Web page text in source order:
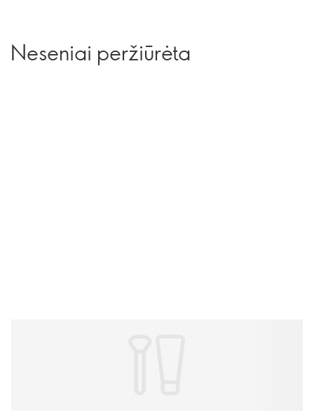
Neseniai peržiūrėta